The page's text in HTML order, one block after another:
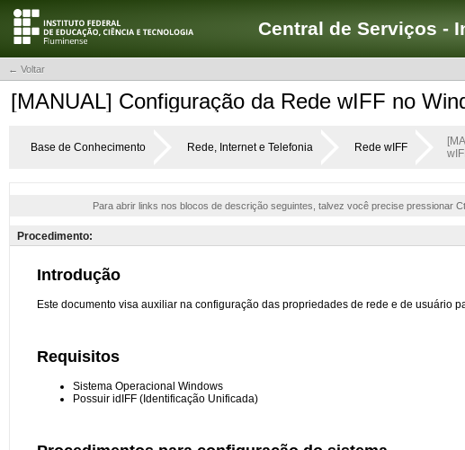
Central de Serviços -
← Voltar
[MANUAL] Configuração da Rede wIFF no
Base de Conhecimento Rede, Internet e Telefonia Rede wIFF
Para abrir links nos blocos de descrição seguintes, talvez você precise pressionar
Procedimento: